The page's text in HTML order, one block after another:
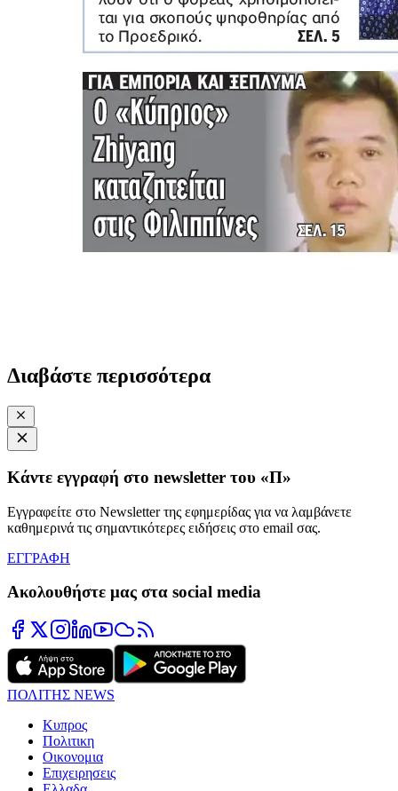
Διαβάστε περισσότερα
Κάντε εγγραφή στο newsletter του «Π»
Εγγραφείτε στο Newsletter της εφημερίδας για να λαμβάνετε
καθημερινά τις σημαντικότερες ειδήσεις στο email σας.
ΕΓΓΡΑΦΗ
Ακολουθήστε μας στα social media
ΠΟΛΙΤΗΣ NEWS
Κυπρος
Πολιτικη
Οικονομια
Επιχειρησεις